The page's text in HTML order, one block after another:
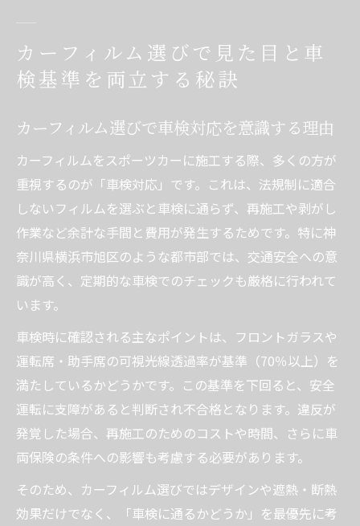
カーフィルム選びで見た目と車
検基準を両立する秘訣
カーフィルム選びで車検対応を意識する理由
カーフィルムをスポーツカーに施工する際、多くの方が
重視するのが「車検対応」です。これは、法規制に適合
しないフィルムを選ぶと車検に通らず、再施工や剥がし
作業など余計な手間と費用が発生するためです。特に神
奈川県横浜市旭区のような都市部では、交通安全への意
識が高く、定期的な車検でのチェックも厳格に行われて
います。
車検時に確認される主なポイントは、フロントガラスや
運転席・助手席の可視光線透過率が基準（70％以上）を
満たしているかどうかです。この基準を下回ると、安全
運転に支障があると判断され不合格となります。違反が
発覚した場合、再施工のためのコストや時間、さらに車
両保険の条件への影響も考慮する必要があります。
そのため、カーフィルム選びではデザインや遮熱・断熱
効果だけでなく、「車検に通るかどうか」を最優先に考